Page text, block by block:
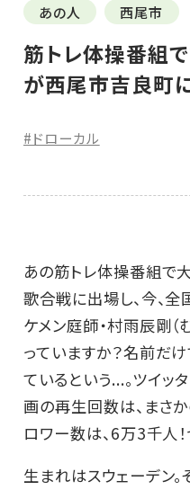
あの人 西尾市
筋トレ体操番組
が西尾市吉良町
#ドローカル
あの筋トレ体操番組で
歌合戦に出場し、今、
ケメン庭師・村雨辰剛（
っていますか？名前だ
ているという...。ツイ
画の再生回数は、まさ
ロワー数は、6万3千人！
生まれはスウェーデン。